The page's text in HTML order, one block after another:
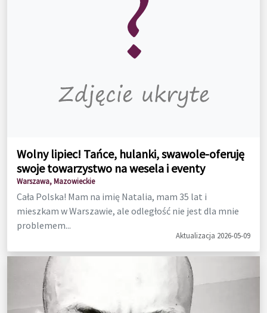
Wolny lipiec! Tańce, hulanki, swawole-oferuję
swoje towarzystwo na wesela i eventy
Warszawa, Mazowieckie
Cała Polska! Mam na imię Natalia, mam 35 lat i
mieszkam w Warszawie, ale odległość nie jest dla mnie
problemem...
Aktualizacja 2026-05-09